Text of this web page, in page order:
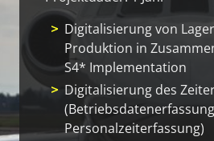
Digitalisierung von
Produktion in
S4* Implementation
Digitalisierung des
Personalzeiterfassung)